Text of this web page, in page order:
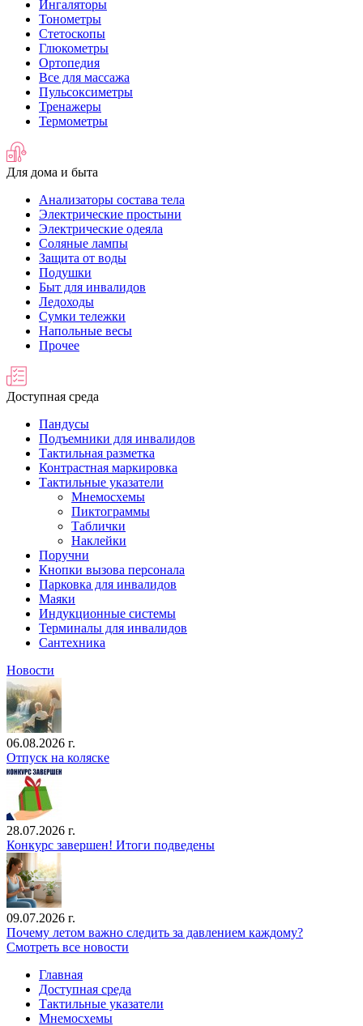
Ингаляторы
Тонометры
Стетоскопы
Глюкометры
Ортопедия
Все для массажа
Пульсоксиметры
Тренажеры
Термометры
Для дома и быта
Анализаторы состава тела
Электрические простыни
Электрические одеяла
Соляные лампы
Защита от воды
Подушки
Быт для инвалидов
Ледоходы
Сумки тележки
Напольные весы
Прочее
Доступная среда
Пандусы
Подъемники для инвалидов
Тактильная разметка
Контрастная маркировка
Тактильные указатели
Мнемосхемы
Пиктограммы
Таблички
Наклейки
Поручни
Кнопки вызова персонала
Парковка для инвалидов
Маяки
Индукционные системы
Терминалы для инвалидов
Сантехника
Новости
06.08.2026 г.
Отпуск на коляске
28.07.2026 г.
Конкурс завершен! Итоги подведены
09.07.2026 г.
Почему летом важно следить за давлением каждому?
Смотреть все новости
Главная
Доступная среда
Тактильные указатели
Мнемосхемы